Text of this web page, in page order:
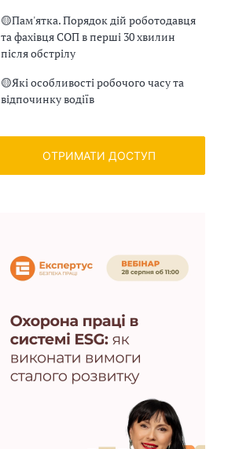
🟡Пам'ятка. Порядок дій роботодавця
та фахівця СОП в перші 30 хвилин
після обстрілу
🟡Які особливості робочого часу та
відпочинку водіїв
ОТРИМАТИ ДОСТУП